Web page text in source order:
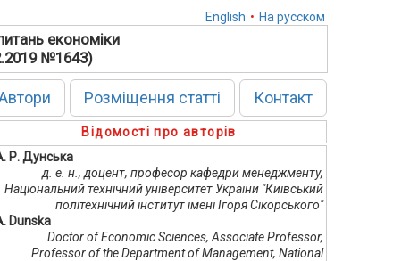
English • На русском
економіки
№1643)
Розміщення статті Контакт
Відомості про авторів
Р. Дунська
д. е. н., доцент, професор кафедри менеджменту,
Національний технічний університет України "Київський
політехнічний інститут імені Ігоря Сікорського"
Dunska
Doctor of Economic Sciences, Associate Professor,
Professor of the Department of Management, National